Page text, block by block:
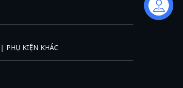
PHỤ KIỆN KHÁC
Liên hệ